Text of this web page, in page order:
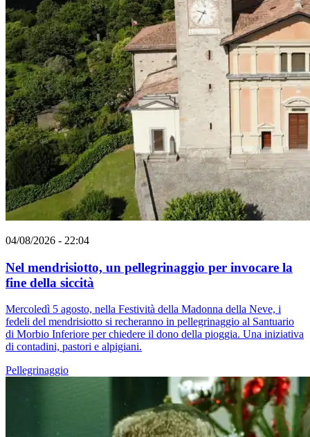
04/08/2026 - 22:04
Nel mendrisiotto, un pellegrinaggio per invocare la
fine della siccità
Mercoledì 5 agosto, nella Festività della Madonna della Neve, i
fedeli del mendrisiotto si recheranno in pellegrinaggio al Santuario
di Morbio Inferiore per chiedere il dono della pioggia. Una iniziativa
di contadini, pastori e alpigiani.
Pellegrinaggio